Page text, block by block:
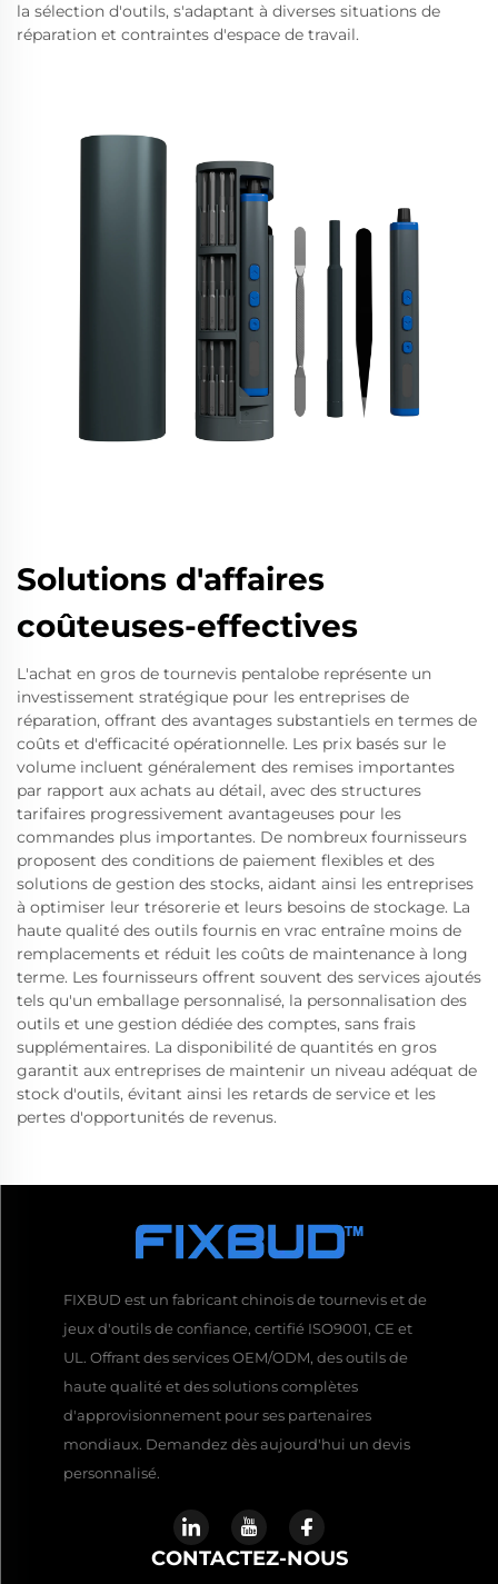
la sélection d'outils, s'adaptant à diverses situations de
réparation et contraintes d'espace de travail.
Solutions d'affaires
coûteuses-effectives
L'achat en gros de tournevis pentalobe représente un
investissement stratégique pour les entreprises de
réparation, offrant des avantages substantiels en termes de
coûts et d'efficacité opérationnelle. Les prix basés sur le
volume incluent généralement des remises importantes
par rapport aux achats au détail, avec des structures
tarifaires progressivement avantageuses pour les
commandes plus importantes. De nombreux fournisseurs
proposent des conditions de paiement flexibles et des
solutions de gestion des stocks, aidant ainsi les entreprises
à optimiser leur trésorerie et leurs besoins de stockage. La
haute qualité des outils fournis en vrac entraîne moins de
remplacements et réduit les coûts de maintenance à long
terme. Les fournisseurs offrent souvent des services ajoutés
tels qu'un emballage personnalisé, la personnalisation des
outils et une gestion dédiée des comptes, sans frais
supplémentaires. La disponibilité de quantités en gros
garantit aux entreprises de maintenir un niveau adéquat de
stock d'outils, évitant ainsi les retards de service et les
pertes d'opportunités de revenus.
FIXBUD est un fabricant chinois de tournevis et de
jeux d'outils de confiance, certifié ISO9001, CE et
UL. Offrant des services OEM/ODM, des outils de
haute qualité et des solutions complètes
d'approvisionnement pour ses partenaires
mondiaux. Demandez dès aujourd'hui un devis
personnalisé.
CONTACTEZ-NOUS